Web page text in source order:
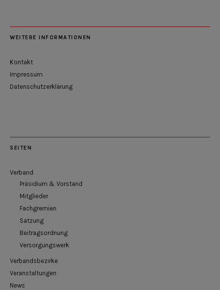
WEITERE INFORMATIONEN
Kontakt
Impressum
Datenschutzerklärung
SEITEN
Verband
Präsidium & Vorstand
Mitglieder
Fachgremien
Satzung
Beitragsordnung
Versorgungswerk
Verbandsbezirke
Veranstaltungen
News